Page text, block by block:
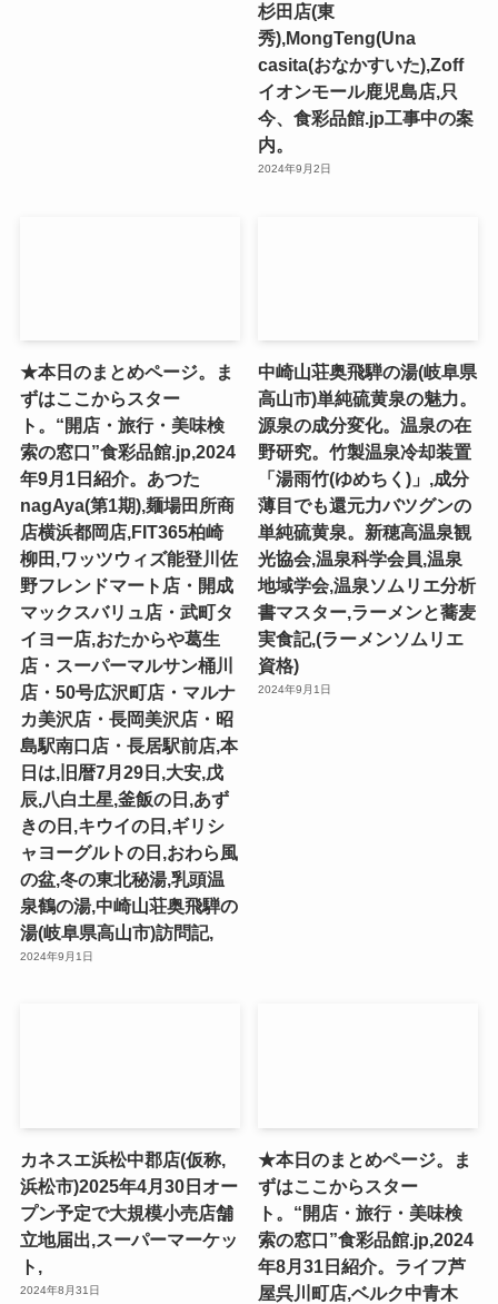
杉田店(東
秀),MongTeng(Una
casita(おなかすいた),Zoff
イオンモール鹿児島店,只
今、食彩品館.jp工事中の案
内。
2024年9月2日
★本日のまとめページ。ま
ずはここからスター
ト。“開店・旅行・美味検
索の窓口”食彩品館.jp,2024
年9月1日紹介。あつた
nagAya(第1期),麺場田所商
店横浜都岡店,FIT365柏崎
柳田,ワッツウィズ能登川佐
野フレンドマート店・開成
マックスバリュ店・武町タ
イヨー店,おたからや葛生
店・スーパーマルサン桶川
店・50号広沢町店・マルナ
カ美沢店・長岡美沢店・昭
島駅南口店・長居駅前店,本
日は,旧暦7月29日,大安,戊
辰,八白土星,釜飯の日,あず
きの日,キウイの日,ギリシ
ャヨーグルトの日,おわら風
の盆,冬の東北秘湯,乳頭温
泉鶴の湯,中崎山荘奥飛騨の
湯(岐阜県高山市)訪問記,
2024年9月1日
中崎山荘奥飛騨の湯(岐阜県
高山市)単純硫黄泉の魅力。
源泉の成分変化。温泉の在
野研究。竹製温泉冷却装置
「湯雨竹(ゆめちく)」,成分
薄目でも還元力バツグンの
単純硫黄泉。新穂高温泉観
光協会,温泉科学会員,温泉
地域学会,温泉ソムリエ分析
書マスター,ラーメンと蕎麦
実食記,(ラーメンソムリエ
資格)
2024年9月1日
カネスエ浜松中郡店(仮称,
浜松市)2025年4月30日オー
プン予定で大規模小売店舗
立地届出,スーパーマーケッ
ト,
2024年8月31日
★本日のまとめページ。ま
ずはここからスター
ト。“開店・旅行・美味検
索の窓口”食彩品館.jp,2024
年8月31日紹介。ライフ芦
屋呉川町店,ベルク中青木